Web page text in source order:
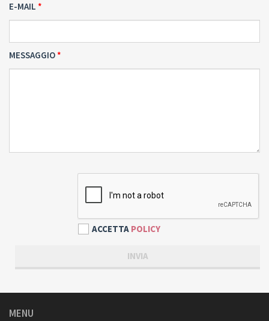
E-MAIL
MESSAGGIO
ACCETTA POLICY
MENU